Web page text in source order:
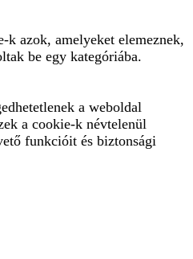
k azok, amelyeket elemeznek,
be egy kategóriába.
a weboldal
a cookie-k névtelenül
funkcióit és biztonsági